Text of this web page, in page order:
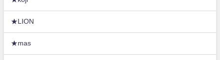
★LION
★mas